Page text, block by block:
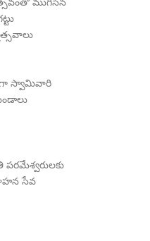
స్వామివారి
పరమేశ్వరులకు
సేవ